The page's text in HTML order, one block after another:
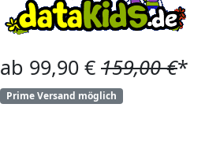
ab 99,90 € 159,00 €*
Prime Versand möglich